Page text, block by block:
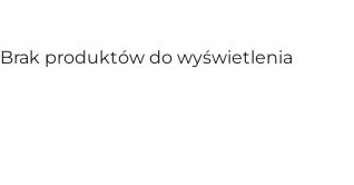
Brak produktów do wyświetlenia